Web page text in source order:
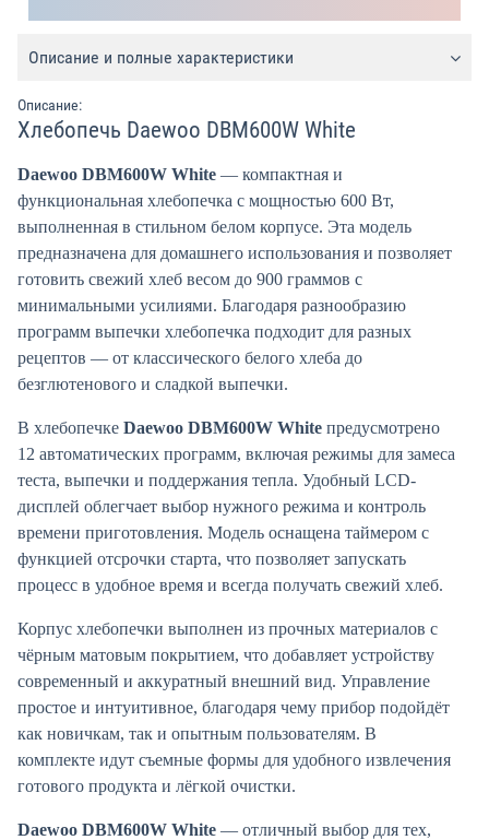
Описание и полные характеристики
Описание:
Хлебопечь Daewoo DBM600W White
Daewoo DBM600W White — компактная и
функциональная хлебопечка с мощностью 600 Вт,
выполненная в стильном белом корпусе. Эта модель
предназначена для домашнего использования и позволяет
готовить свежий хлеб весом до 900 граммов с
минимальными усилиями. Благодаря разнообразию
программ выпечки хлебопечка подходит для разных
рецептов — от классического белого хлеба до
безглютенового и сладкой выпечки.
В хлебопечке Daewoo DBM600W White предусмотрено
12 автоматических программ, включая режимы для замеса
теста, выпечки и поддержания тепла. Удобный LCD-
дисплей облегчает выбор нужного режима и контроль
времени приготовления. Модель оснащена таймером с
функцией отсрочки старта, что позволяет запускать
процесс в удобное время и всегда получать свежий хлеб.
Корпус хлебопечки выполнен из прочных материалов с
чёрным матовым покрытием, что добавляет устройству
современный и аккуратный внешний вид. Управление
простое и интуитивное, благодаря чему прибор подойдёт
как новичкам, так и опытным пользователям. В
комплекте идут съемные формы для удобного извлечения
готового продукта и лёгкой очистки.
Daewoo DBM600W White — отличный выбор для тех,